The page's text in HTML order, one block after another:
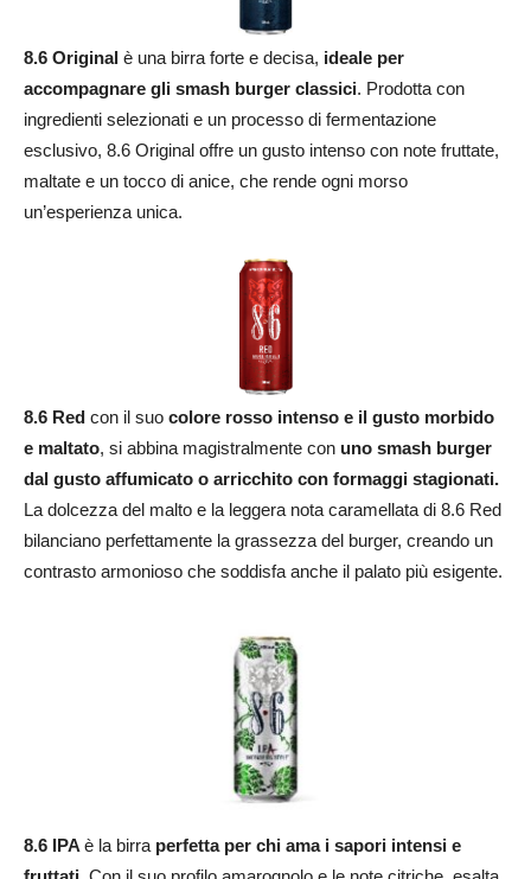
8.6 Original è una birra forte e decisa, ideale per
accompagnare gli smash burger classici. Prodotta con
ingredienti selezionati e un processo di fermentazione
esclusivo, 8.6 Original offre un gusto intenso con note fruttate,
maltate e un tocco di anice, che rende ogni morso
un’esperienza unica.
8.6 Red con il suo colore rosso intenso e il gusto morbido
e maltato, si abbina magistralmente con uno smash burger
dal gusto affumicato o arricchito con formaggi stagionati.
La dolcezza del malto e la leggera nota caramellata di 8.6 Red
bilanciano perfettamente la grassezza del burger, creando un
contrasto armonioso che soddisfa anche il palato più esigente.
8.6 IPA è la birra perfetta per chi ama i sapori intensi e